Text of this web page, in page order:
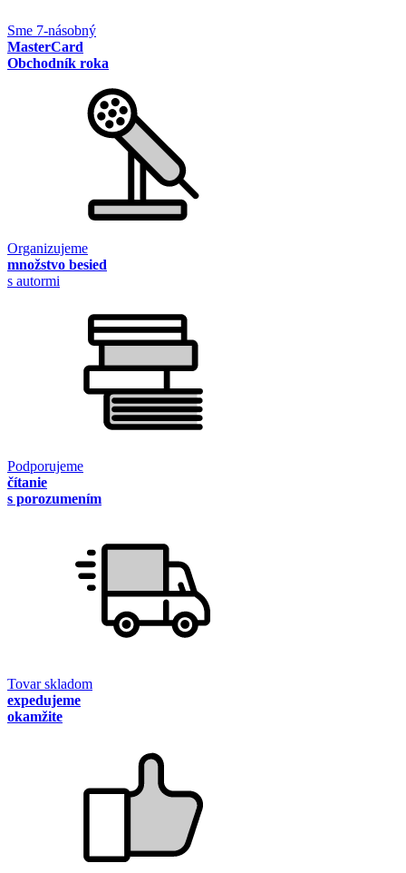
Sme 7-násobný
MasterCard
Obchodník roka
Organizujeme
množstvo besied
s autormi
Podporujeme
čítanie
s porozumením
Tovar skladom
expedujeme
okamžite